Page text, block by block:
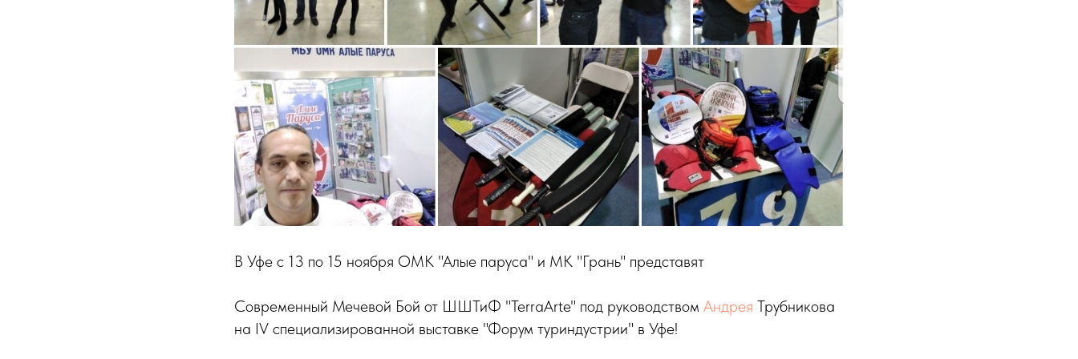
В Уфе с 13 по 15 ноября ОМК "Алые паруса" и МК "Грань" представят
Современный Мечевой Бой от ШШТиФ "TerraArte" под руководством Андрея Трубникова
на IV специализированной выставке "Форум туриндустрии" в Уфе!